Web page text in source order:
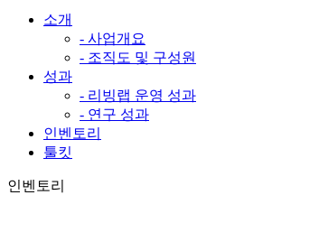
소개
- 사업개요
- 조직도 및 구성원
성과
- 리빙랩 운영 성과
- 연구 성과
인벤토리
툴킷
인벤토리